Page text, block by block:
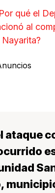
qué el
al
ataque